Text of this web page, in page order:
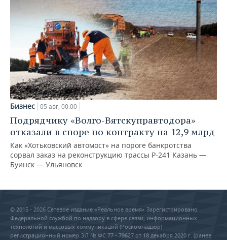
Бизнес 05 авг, 00:00
Подрядчику «Волго-Вятскуправтодора»
отказали в споре по контракту на 12,9 млрд
Как «Хотьковский автомост» на пороге банкротства
сорвал заказ на реконструкцию трассы Р‑241 Казань —
Буинск — Ульяновск
© 2015 - 2026 Сетевое издание «Реальное время» Зарегистрировано
Федеральной службой по надзору в сфере связи, информационных
технологий и массовых коммуникаций (Роскомнадзор) –
регистрационный номер ЭЛ № ФС 77 - 79627 от 18 декабря 2020 г. (ранее